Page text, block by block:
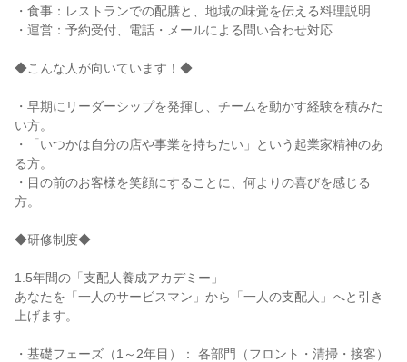
・食事：レストランでの配膳と、地域の味覚を伝える料理説明
・運営：予約受付、電話・メールによる問い合わせ対応
◆こんな人が向いています！◆
・早期にリーダーシップを発揮し、チームを動かす経験を積みた
い方。
・「いつかは自分の店や事業を持ちたい」という起業家精神のあ
る方。
・目の前のお客様を笑顔にすることに、何よりの喜びを感じる
方。
◆研修制度◆
1.5年間の「支配人養成アカデミー」
あなたを「一人のサービスマン」から「一人の支配人」へと引き
上げます。
・基礎フェーズ（1～2年目）： 各部門（フロント・清掃・接客）